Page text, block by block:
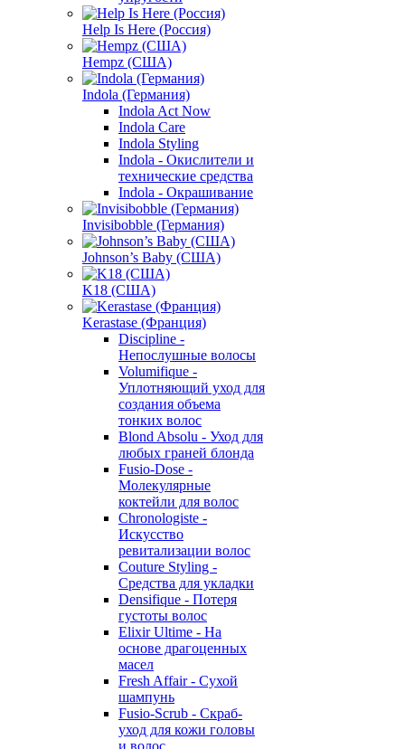
Help Is Here (Россия)
Hempz (США)
Indola (Германия)
Indola Act Now
Indola Care
Indola Styling
Indola - Окислители и
технические средства
Indola - Окрашивание
Invisibobble (Германия)
Johnson’s Baby (США)
K18 (США)
Kerastase (Франция)
Discipline -
Непослушные волосы
Volumifique -
Уплотняющий уход для
создания объема
тонких волос
Blond Absolu - Уход для
любых граней блонда
Fusio-Dose -
Молекулярные
коктейли для волос
Chronologiste -
Искусство
ревитализации волос
Couture Styling -
Средства для укладки
Densifique - Потеря
густоты волос
Elixir Ultime - На
основе драгоценных
масел
Fresh Affair - Сухой
шампунь
Fusio-Scrub - Скраб-
уход для кожи головы
и волос